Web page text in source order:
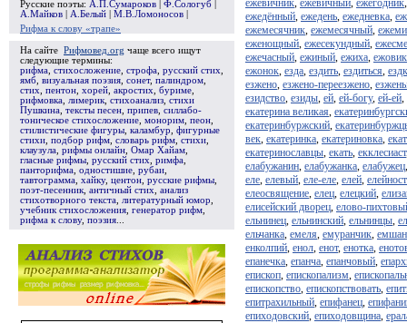
Русские поэты: А.П.Сумароков Ф.Сологуб
А.Майков
А.Белый М.В.Ломоносов
Рифма к слову «трапе»
На сайте Рифмовед.org чаще всего ищут
следующие термины:
рифма стихосложение строфа русский стих
ямб визуальная поэзия сонет, палиндром
стих
пентон хорей акростих буриме
рифмовка
лимерик стихоанализ стихи
Пушкина тексты песен припев силлабо-
тоническое стихосложение монорим пеон
стилистические фигуры каламбур
фигурные
стихи подбор рифм словарь рифм стихи
клаузула рифмы онлайн Омар Хайам
гласные рифмы русский стих римфа
панторифма одностишие рубаи
тавтограмма хайку, центон русские рифмы
поэт-песенник античный стих
анализ
стихотворного текста
литературный юмор
учебник стихосложения генератор рифм
рифма к слову, поэзия
ежевичник, ежевичный, ежегодник
ежедённый, ежедень, ежедневка,
ежемесячник, ежемесячный,
еженощный, ежесекундный,
ежечасный, ежиный, ежиха, ежовик
ежонок, езда, ездить, ездиться,
езжено, езжено-переезжено,
езидство, езиды, ей, ей-богу, ей-ей,
екатерина великая,
екатеринбуржский,
век, екатеринка, екатериновка,
екатеринославцы, екать, екклесиаст
елабужанин, елабужанка, елабужец
еле, елевый, еле-еле, елей,
елеосвящение, елец, елецкий,
елисейский дворец, елово-
ельнинец, ельнинский, ельнинцы,
ельчанка, емеля, емуранчик, емшан
енколпий, енол, енот, енотка,
епанечка, епанча, епанчовый,
епископ, епископализм,
епископство, епископствовать,
епитрахильный, епифанец,
епиходовский, епиходовщина,